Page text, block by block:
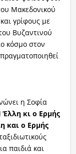
Μακεδονικού
γρίφους με
Βυζαντινού
κόσμο στον
η Σοφία
Έλλη κι ο Ερμής
και ο Ερμής
παιδιά και